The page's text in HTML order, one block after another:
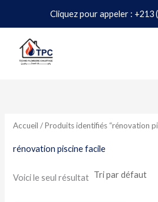
Cliquez pour appeler : +213
contenu
Accueil / Produits identifiés “rénovation
rénovation piscine facile
Voici le seul résultat